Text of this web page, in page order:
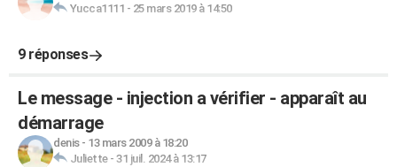
Yucca1111 - 25 mars 2019 à 14:50
9 réponses
Le message - injection a vérifier - apparaît au
démarrage
denis- 13 mars 2009 à 18:20
Juliette- 31 juil. 2024 à 13:17